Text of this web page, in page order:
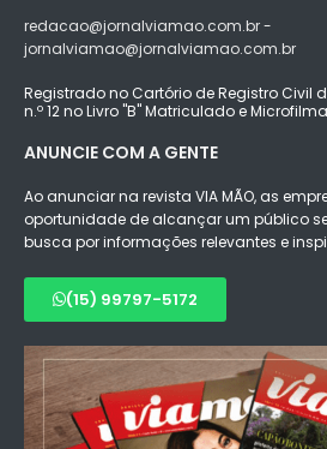
redacao@jornalviamao.com.br -
jornalviamao@jornalviamao.com.br
Registrado no Cartório de Registro Civil
n.º 12 no Livro "B" Matriculado e
ANUNCIE COM A GENTE
Ao anunciar na revista VIA MÃO, as
oportunidade de alcançar um público
busca por informações relevantes e
(15) 99797-5172